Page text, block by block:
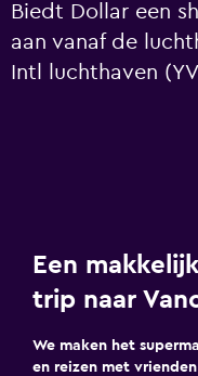
Biedt Dollar een
aan vanaf de
Intl luchthaven
Een
trip naar
We maken het
en reizen met